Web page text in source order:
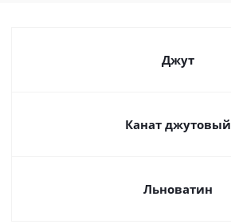
Джут
Канат джутовый
Льноватин